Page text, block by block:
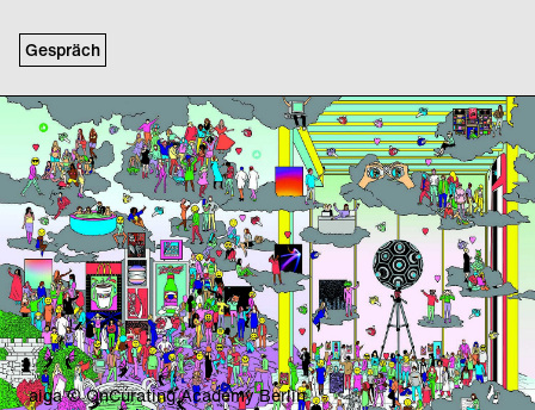
Gespräch
aiga © OnCurating Academy Berlin